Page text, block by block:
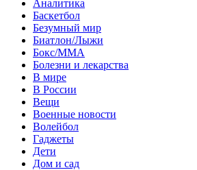
Аналитика
Баскетбол
Безумный мир
Биатлон/Лыжи
Бокс/MMA
Болезни и лекарства
В мире
В России
Вещи
Военные новости
Волейбол
Гаджеты
Дети
Дом и сад